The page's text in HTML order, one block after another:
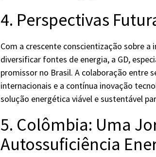
4. Perspectivas
Com a crescente conscientização sobre
diversificar fontes de energia, a GD,
promissor no Brasil. A colaboração entre
internacionais e a contínua inovação
solução energética viável e sustentável
5. Colômbia: Uma
Autossuficiência